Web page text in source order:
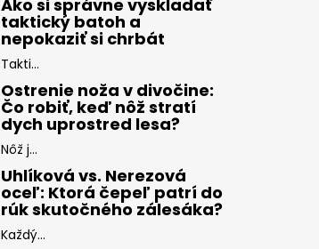
Ako si správne vyskladať
taktický batoh a
nepokaziť si chrbát
Takti...
Ostrenie noža v divočine:
Čo robiť, keď nôž stratí
dych uprostred lesa?
Nôž j...
Uhlíková vs. Nerezová
oceľ: Ktorá čepeľ patrí do
rúk skutočného zálesáka?
Každý...